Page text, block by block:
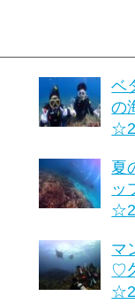
ベ
の
夏
ッ
マ
♡